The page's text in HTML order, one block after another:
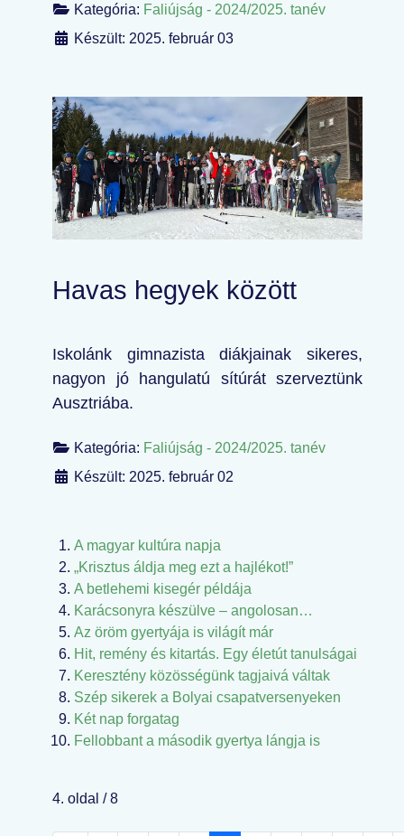
Kategória: Faliújság - 2024/2025. tanév
Készült: 2025. február 03
Havas hegyek között
Iskolánk gimnazista diákjainak sikeres,
nagyon jó hangulatú sítúrát szerveztünk
Ausztriába.
Kategória: Faliújság - 2024/2025. tanév
Készült: 2025. február 02
A magyar kultúra napja
„Krisztus áldja meg ezt a hajlékot!”
A betlehemi kisegér példája
Karácsonyra készülve – angolosan…
Az öröm gyertyája is világít már
Hit, remény és kitartás. Egy életút tanulságai
Keresztény közösségünk tagjaivá váltak
Szép sikerek a Bolyai csapatversenyeken
Két nap forgatag
Fellobbant a második gyertya lángja is
4. oldal / 8